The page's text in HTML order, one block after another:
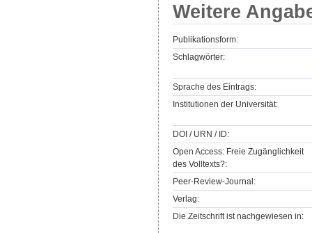
Weitere
Publikationsform:
Schlagwörter:
Sprache des Eintrags:
Institutionen der Universität:
DOI / URN / ID:
Open Access: Freie Zugänglichkeit
des Volltexts?:
Peer-Review-Journal:
Verlag:
Die Zeitschrift ist nachgewiesen in: